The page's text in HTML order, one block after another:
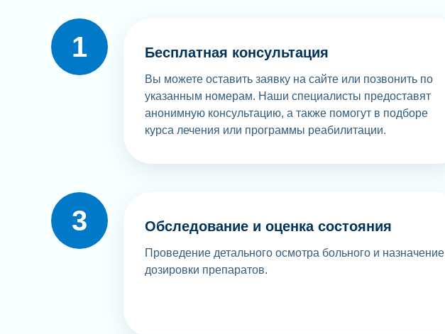
Бесплатная консультация
Вы можете оставить заявку на сайте или позвонить по
указанным номерам. Наши специалисты предоставят
анонимную консультацию, а также помогут в подборе
курса лечения или программы реабилитации.
Обследование и оценка состояния
Проведение детального осмотра больного и назначение
дозировки препаратов.